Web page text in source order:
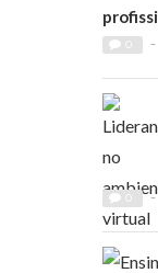
-
-